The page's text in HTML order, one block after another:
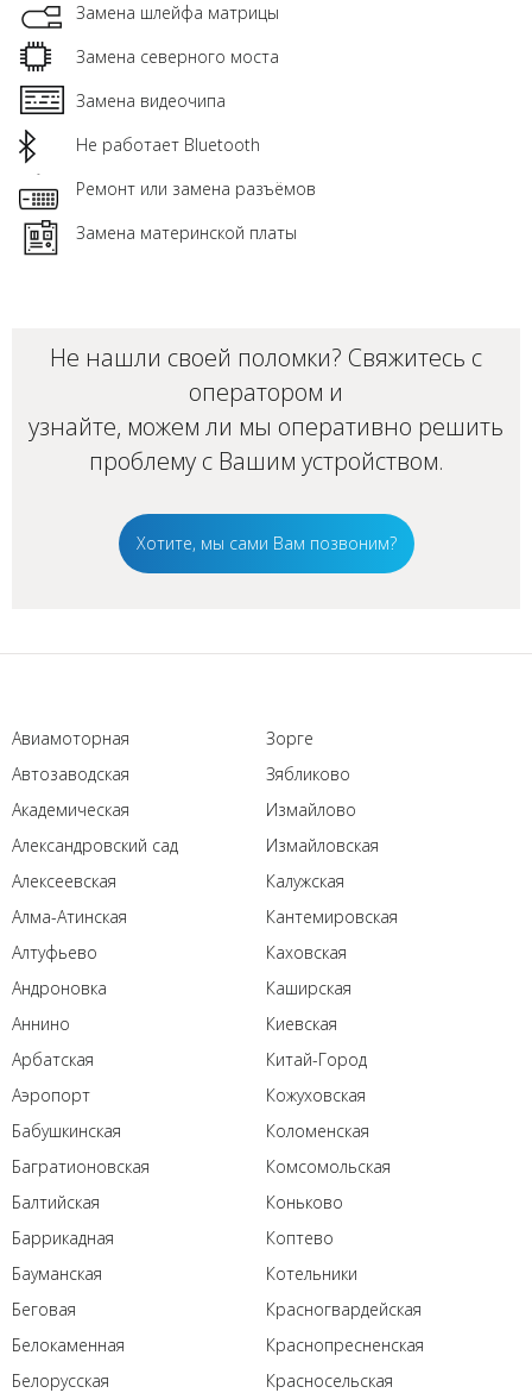
Замена шлейфа матрицы
Замена северного моста
Замена видеочипа
Не работает Bluetooth
Ремонт или замена разъёмов
Замена материнской платы
Не нашли своей поломки? Свяжитесь с
оператором и
узнайте, можем ли мы оперативно решить
проблему с Вашим устройством.
Хотите, мы сами Вам позвоним?
Авиамоторная
Автозаводская
Академическая
Александровский сад
Алексеевская
Алма-Атинская
Алтуфьево
Андроновка
Аннино
Арбатская
Аэропорт
Бабушкинская
Багратионовская
Балтийская
Баррикадная
Бауманская
Беговая
Белокаменная
Белорусская
Зорге
Зябликово
Измайлово
Измайловская
Калужская
Кантемировская
Каховская
Каширская
Киевская
Китай-Город
Кожуховская
Коломенская
Комсомольская
Коньково
Коптево
Котельники
Красногвардейская
Краснопресненская
Красносельская